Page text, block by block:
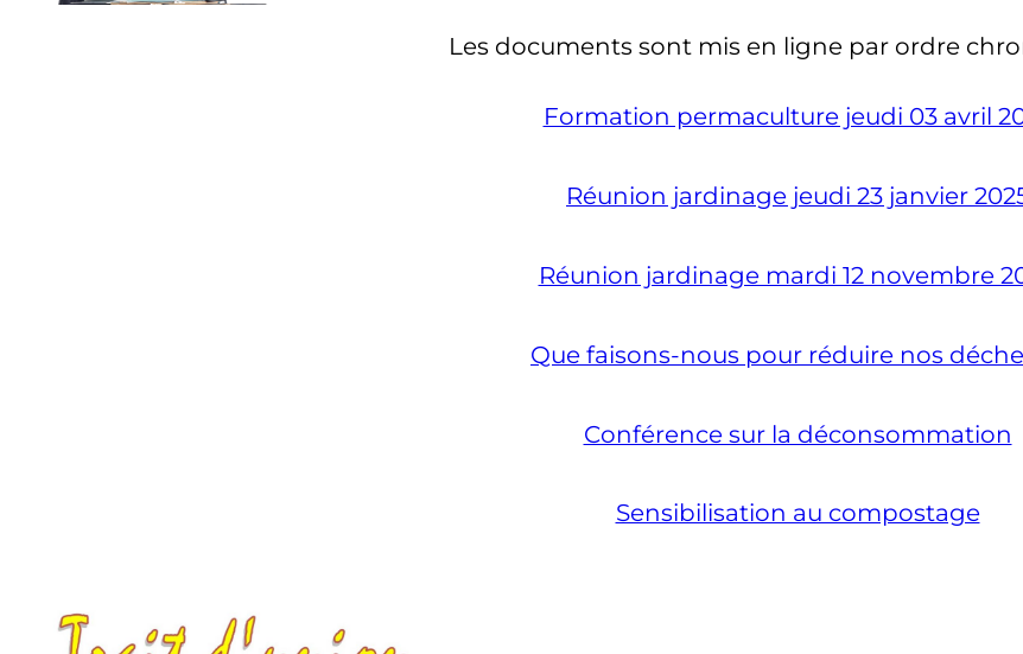
Les documents sont mis en ligne par ordre
Formation permaculture jeudi 03 avril
Réunion jardinage jeudi 23 janvier
Réunion jardinage mardi 12 novembre
Que faisons-nous pour réduire nos
Conférence sur la déconsommation
Sensibilisation au compostage